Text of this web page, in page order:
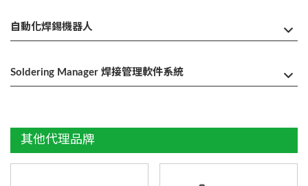
自動化焊錫機器人
Soldering Manager 焊接管理軟件系統
其他代理品牌